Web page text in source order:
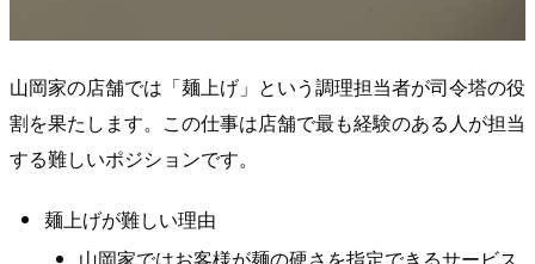
山岡家の店舗では「麺上げ」という調理担当者が司令塔の役
割を果たします。この仕事は店舗で最も経験のある人が担当
する難しいポジションです。
麺上げが難しい理由